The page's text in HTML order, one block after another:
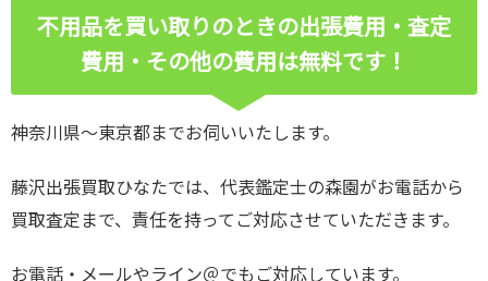
不用品を買い取りのときの出張費用・査定
費用・その他の費用は無料です！
神奈川県～東京都までお伺いいたします。
藤沢出張買取ひなたでは、代表鑑定士の森園がお電話から
買取査定まで、責任を持ってご対応させていただきます。
お電話・メールやライン＠でもご対応しています。